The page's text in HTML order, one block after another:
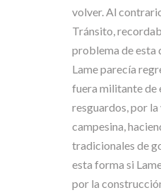
volver. Al
Tránsito,
problema de esta
Lame parecía
fuera militante de
resguardos, por
campesina,
tradicionales de
esta forma si
por la